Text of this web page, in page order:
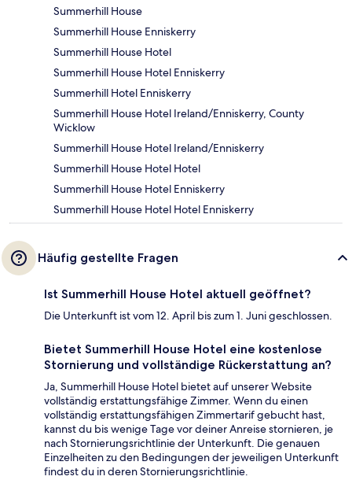
Summerhill House
Summerhill House Enniskerry
Summerhill House Hotel
Summerhill House Hotel Enniskerry
Summerhill Hotel Enniskerry
Summerhill House Hotel Ireland/Enniskerry, County
Wicklow
Summerhill House Hotel Ireland/Enniskerry
Summerhill House Hotel Hotel
Summerhill House Hotel Enniskerry
Summerhill House Hotel Hotel Enniskerry
Häufig gestellte Fragen
Ist Summerhill House Hotel aktuell geöffnet?
Die Unterkunft ist vom 12. April bis zum 1. Juni geschlossen.
Bietet Summerhill House Hotel eine kostenlose
Stornierung und vollständige Rückerstattung an?
Ja, Summerhill House Hotel bietet auf unserer Website
vollständig erstattungsfähige Zimmer. Wenn du einen
vollständig erstattungsfähigen Zimmertarif gebucht hast,
kannst du bis wenige Tage vor deiner Anreise stornieren, je
nach Stornierungsrichtlinie der Unterkunft. Die genauen
Einzelheiten zu den Bedingungen der jeweiligen Unterkunft
findest du in deren Stornierungsrichtlinie.